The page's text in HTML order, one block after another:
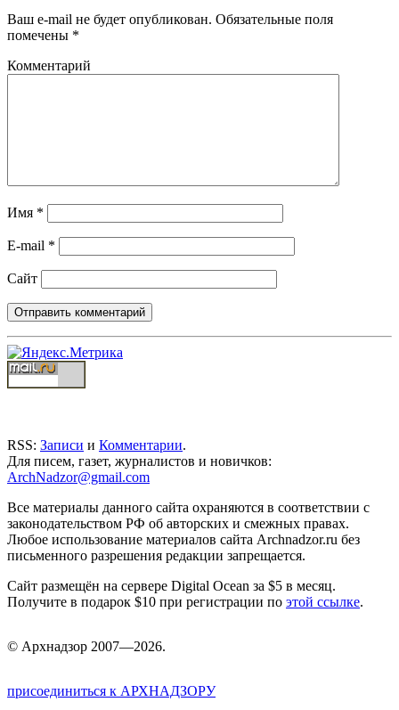
Ваш e-mail не будет опубликован. Обязательные поля
помечены *
Комментарий
Имя *
E-mail *
Сайт
RSS: Записи и Комментарии.
Для писем, газет, журналистов и новичков:
ArchNadzor@gmail.com
Все материалы данного сайта охраняются в соответствии с
законодательством РФ об авторских и смежных правах.
Любое использование материалов сайта Archnadzor.ru без
письменного разрешения редакции запрещается.
Сайт размещён на сервере Digital Ocean за $5 в месяц.
Получите в подарок $10 при регистрации по этой ссылке.
© Архнадзор 2007—2026.
присоединиться к АРХНАДЗОРУ